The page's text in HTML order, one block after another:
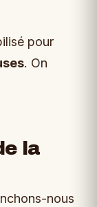
pour
. On
la
nous